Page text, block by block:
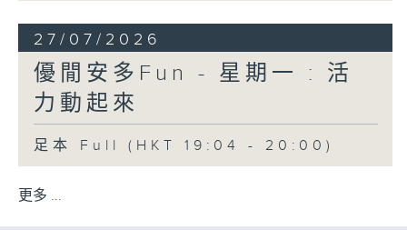
27/07/2026
優閒安多Fun - 星期一 : 活
力動起來
足本 Full (HKT 19:04 - 20:00)
更多 ...